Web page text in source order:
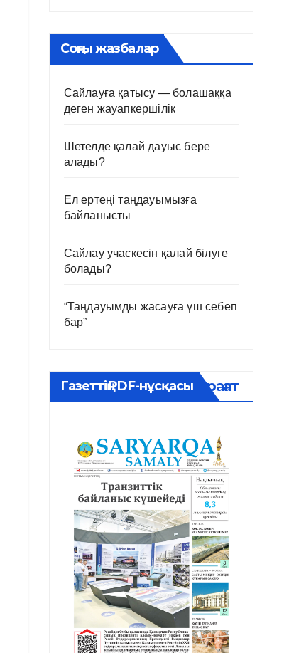
Соңғы жазбалар
Сайлауға қатысу — болашаққа
деген жауапкершілік
Шетелде қалай дауыс бере
алады?
Ел ертеңі таңдауымызға
байланысты
Сайлау учаскесін қалай білуге
болады?
“Таңдауымды жасауға үш себеп
бар”
Газеттің PDF-нұсқасыМұрағат